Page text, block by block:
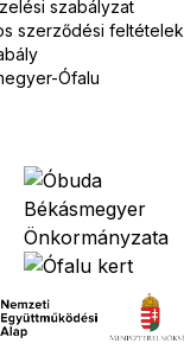
szabályzat
szerződési feltételek
Ófalu